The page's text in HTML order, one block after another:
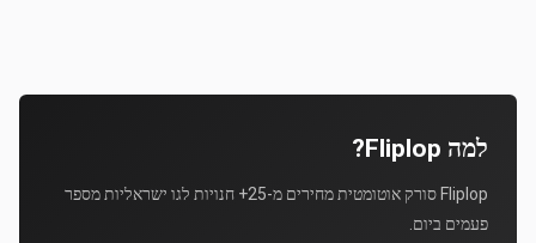
למה Fliplop?
Fliplop סורק אוטומטית מחירים מ-25+ חנויות לגו ישראליות מספר
פעמים ביום.